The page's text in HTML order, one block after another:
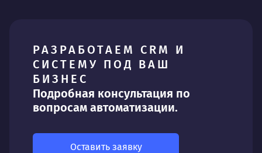
РАЗРАБОТАЕМ CRM И
СИСТЕМУ ПОД ВАШ
БИЗНЕС
Подробная консультация по
вопросам автоматизации.
Оставить заявку